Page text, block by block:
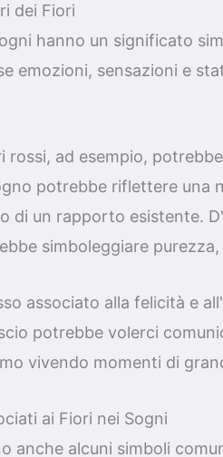
dei Fiori
hanno un significato
emozioni, sensazioni e
rossi, ad esempio,
potrebbe riflettere una
di un rapporto esistente.
simboleggiare
associato alla felicità e
potrebbe volerci
vivendo momenti di
ai Fiori nei Sogni
anche alcuni simboli